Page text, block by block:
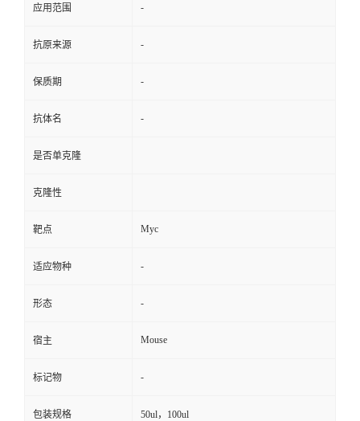
应用范围 -
抗原来源 -
保质期 -
抗体名 -
是否单克隆
克隆性
靶点 Myc
适应物种 -
形态 -
宿主 Mouse
标记物 -
包装规格 50ul，100ul